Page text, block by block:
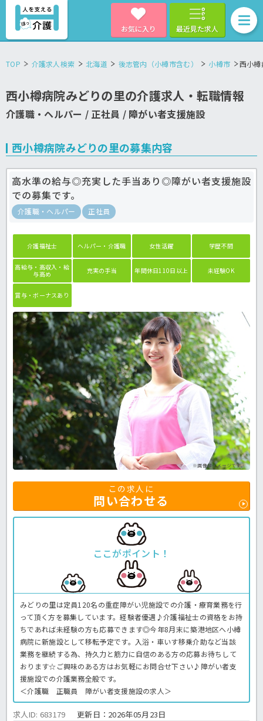
お気に入り 最近見た求人
TOP 介護求人検索 北海道 後志管内（小樽市含む） 小樽市 西小
西小樽病院みどりの里の介護求人・転職情報
介護職・ヘルパー / 正社員 / 障がい者支援施設
西小樽病院みどりの里の募集内容
高水準の給与◎充実した手当あり◎障がい者支援施設
での募集です。
介護職・ヘルパー 正社員
介護福祉士 ヘルパー・介護職 女性活躍 学歴不問
高給与・高収入・給
与高め
充実の手当 年間休日110日以上 未経験OK
賞与・ボーナスあり
※画像はイメージです。
この求人に
問い合わせる
ここがポイント！
みどりの里は定員120名の重症障がい児施設での介護・療育業務を行
って頂く方を募集しています。経験者優遇♪介護福祉士の資格をお持
ちであれば未経験の方も応募できます◎今年8月末に築港地区へ小樽
病院に新施設として移転予定です。入浴・車いす移乗介助など当該
業務を継続する為、持久力と筋力に自信のある方の応募お待ちして
おります☆ご興味のある方はお気軽にお問合せ下さい♪障がい者支
援施設での介護業務全般です。
＜介護職 正職員 障がい者支援施設の求人＞
求人ID: 683179 更新日： 2026年05月23日